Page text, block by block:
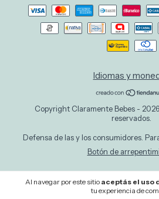
Al navegar por este sitio aceptás el uso
tu experiencia de
Idiomas y
Copyright Claramente Bebes -
reservados.
Defensa de las y los consumidores.
Botón de